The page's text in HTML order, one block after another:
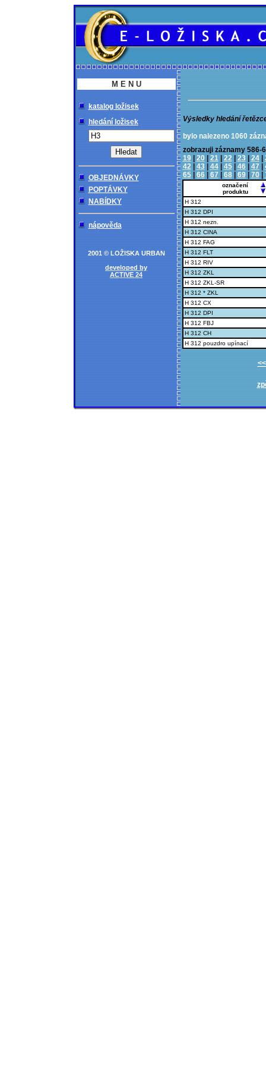
M E N U
katalog ložisek
hledání ložisek
OBJEDNÁVKY
POPTÁVKY
NABÍDKY
nápověda
2001 © LOŽISKA URBAN
developed by
ACTIVE 24
Výsledky hledání
bylo nalezeno 1060
zobrazuji záznamy
19|20|21|22|23|24|
42|43|44|45|46|47|
65|66|67|68|69|70|
označení
produktu
H 312
H 312 DPI
H 312 nezn.
H 312 CINA
H 312 FAG
H 312 FLT
H 312 RIV
H 312 ZKL
H 312 ZKL-SR
H 312 * ZKL
H 312 CX
H 312 DPI
H 312 FBJ
H 312 CH
H 312 pouzdro upínací